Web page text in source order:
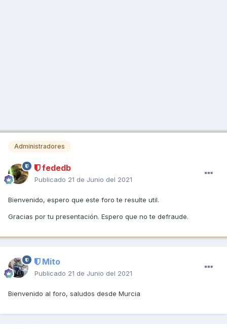
Administradores
fededb
Publicado 21 de Junio del 2021
Bienvenido, espero que este foro te resulte util.
Gracias por tu presentación. Espero que no te defraude.
Mito
Publicado 21 de Junio del 2021
Bienvenido al foro, saludos desde Murcia